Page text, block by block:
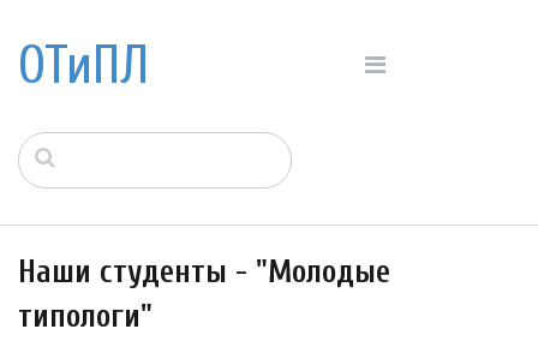
ОТиПЛ
Наши студенты - "Молодые
типологи"